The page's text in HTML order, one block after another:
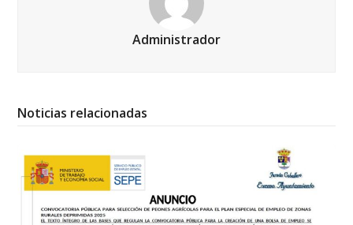
Administrador
Noticias relacionadas